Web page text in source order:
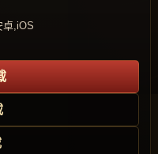
卓,iOS